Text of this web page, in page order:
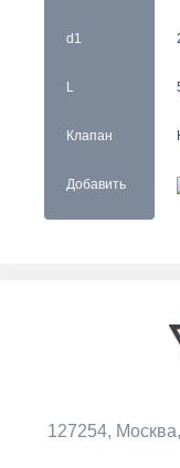
d1
L
Клапан
Добавить
127254, Москва,